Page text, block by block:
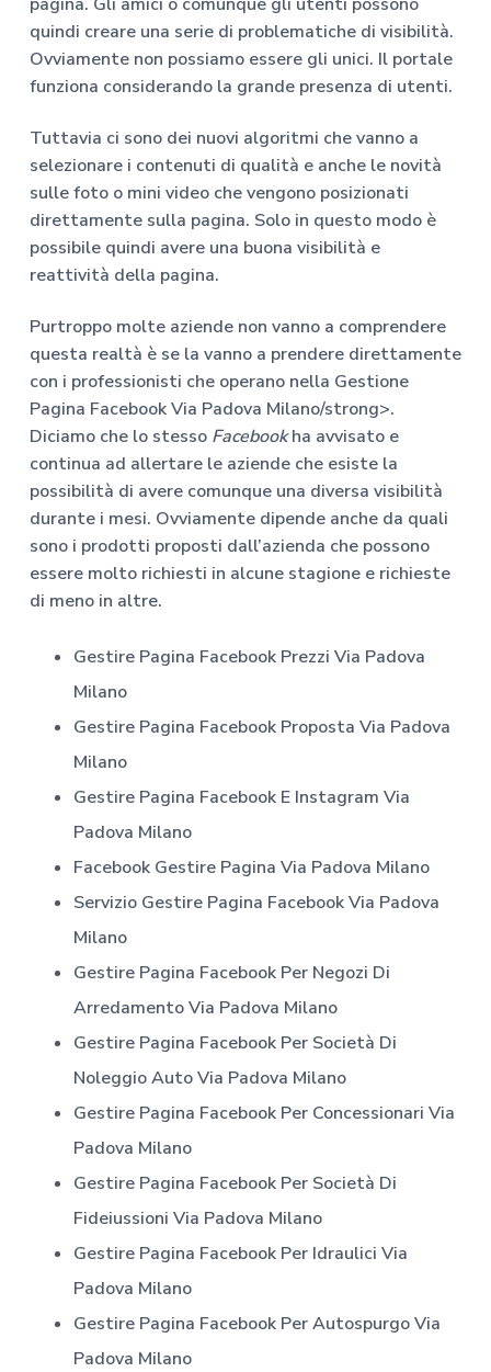
quindi creare una serie di problematiche di visibilità.
Ovviamente non possiamo essere gli unici. Il portale
funziona considerando la grande presenza di utenti.
Tuttavia ci sono dei nuovi algoritmi che vanno a
selezionare i contenuti di qualità e anche le novità
sulle foto o mini video che vengono posizionati
direttamente sulla pagina. Solo in questo modo è
possibile quindi avere una buona visibilità e
reattività della pagina.
Purtroppo molte aziende non vanno a comprendere
questa realtà è se la vanno a prendere direttamente
con i professionisti che operano nella Gestione
Pagina Facebook Via Padova Milano/strong>.
Diciamo che lo stesso Facebookha avvisato e
continua ad allertare le aziende che esiste la
possibilità di avere comunque una diversa visibilità
durante i mesi. Ovviamente dipende anche da quali
sono i prodotti proposti dall’azienda che possono
essere molto richiesti in alcune stagione e richieste
di meno in altre.
Gestire Pagina Facebook Prezzi Via Padova
Milano
Gestire Pagina Facebook Proposta Via Padova
Milano
Gestire Pagina Facebook E Instagram Via
Padova Milano
Facebook Gestire Pagina Via Padova Milano
Servizio Gestire Pagina FacebookVia Padova
Milano
Gestire Pagina Facebook Per Negozi Di
ArredamentoVia Padova Milano
Gestire Pagina Facebook Per Società Di
Noleggio AutoVia Padova Milano
Gestire Pagina Facebook Per Concessionari Via
Padova Milano
Gestire Pagina Facebook Per Società Di
Fideiussioni Via Padova Milano
Gestire Pagina Facebook Per Idraulici Via
Padova Milano
Gestire Pagina Facebook Per AutospurgoVia
Padova Milano